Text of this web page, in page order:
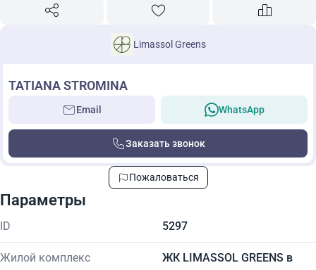
Limassol Greens
TATIANA STROMINA
Email WhatsApp
Заказать звонок
Пожаловаться
Параметры
ID 5297
Жилой комплекс
ЖК LIMASSOL GREENS в